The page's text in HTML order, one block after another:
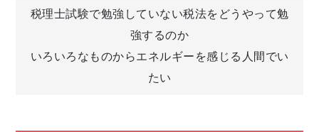
投
稿
税理士試験で勉強していない税法をどうやって勉
強するのか
いろいろなものからエネルギーを感じる人間でい
たい